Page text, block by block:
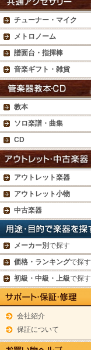
チューナー・マイク
メトロノーム
譜面台・指揮棒
音楽ギフト・雑貨
教本
ソロ楽譜・曲集
CD
アウトレット楽器
アウトレット小物
中古楽器
メーカー別で探す
価格・ランキングで探す
初級・中級・上級で探す
会社紹介
保証について